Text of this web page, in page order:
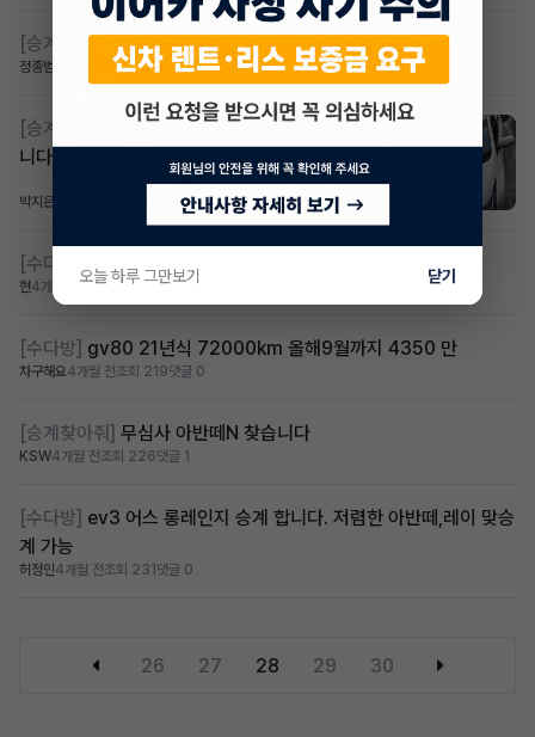
[승계찾아줘] ev3 맞승계 구합니다
정종범 조회 214 댓글 2
[승계찾아줘]
더뉴모닝/무보증.무선납 차 승계자구합
니다
박지은 댓글 3
[수다방] 제2운전자 차량 구합니다
현4개월 전 조회 285 댓글 0
[수다방] gv80 21년식 72000km 올해9월까지 4350 만
차구해요4개월 전조회 219댓글 0
[승계찾아줘] 무심사 아반떼N 찾습니다
KSW4개월 전조회 226댓글 1
[수다방] ev3 어스 롱레인지 승계 합니다. 저렴한 아반떼,레이 맞승
계 가능
허정인4개월 전조회 231 댓글 0
26 27 28 29 30
오늘 하루 그만보기 닫기